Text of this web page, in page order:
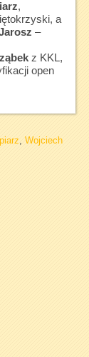
,
a
–
z KKL,
open
, Wojciech